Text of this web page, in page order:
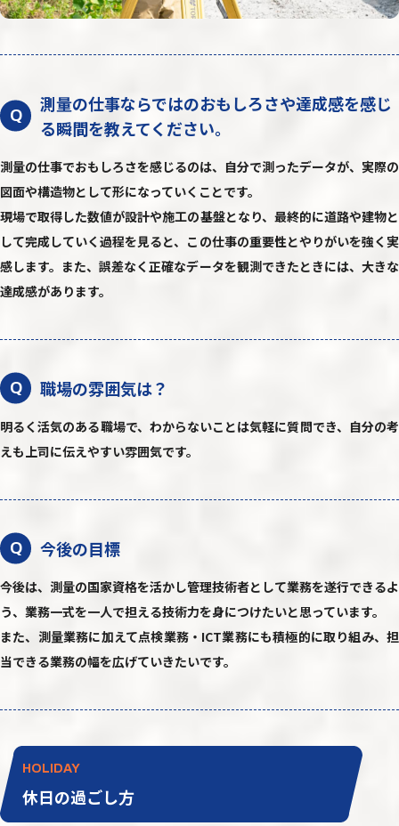
Q
測量の仕事ならではのおもしろさや達成感を感じ
る瞬間を教えてください。
測量の仕事でおもしろさを感じるのは、自分で測ったデータが、実際の
図面や構造物として形になっていくことです。
現場で取得した数値が設計や施工の基盤となり、最終的に道路や建物と
して完成していく過程を見ると、この仕事の重要性とやりがいを強く実
感します。また、誤差なく正確なデータを観測できたときには、大きな
達成感があります。
Q 職場の雰囲気は？
明るく活気のある職場で、わからないことは気軽に質問でき、自分の考
えも上司に伝えやすい雰囲気です。
Q 今後の目標
今後は、測量の国家資格を活かし管理技術者として業務を遂行できるよ
う、業務一式を一人で担える技術力を身につけたいと思っています。
また、測量業務に加えて点検業務・ICT業務にも積極的に取り組み、担
当できる業務の幅を広げていきたいです。
HOLIDAY
休日の過ごし方